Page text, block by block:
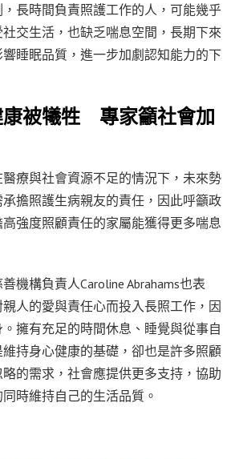
長時間負責照護工作的人，可能幾乎
交生活，也缺乏喘息空間，長期下來
睡眠品質，進一步加劇認知能力的下
康被犧牲 專家籲社會加
療與社會資源不足的情況下，未來勢
擔照護生病親友的責任，因此呼籲政
強度照顧責任的家屬能獲得更多喘息
機構負責人Caroline Abrahams也表
人的愛與責任心而投入長照工作，因
擁有充足的時間休息、睡覺與從事自
持身心健康的基礎，卻也是許多照顧
的需求，社會應提供更多支持，協助
時維持自己的生活品質。